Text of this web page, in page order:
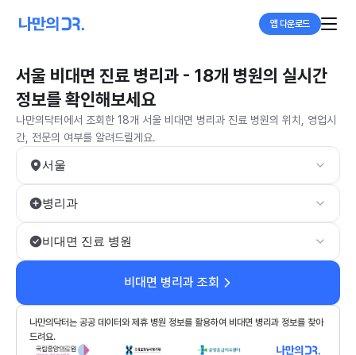
앱 다운로드
서울 비대면 진료 병리과 - 18개 병원의 실시간
정보를 확인해보세요
나만의닥터에서 조회한 18개 서울 비대면 병리과 진료 병원의 위치, 영업시
간, 전문의 여부를 알려드릴게요.
서울
병리과
비대면 진료 병원
비대면 병리과 조회
나만의닥터는 공공 데이터와 제휴 병원 정보를 활용하여 비대면 병리과 정보를 찾아
드려요.